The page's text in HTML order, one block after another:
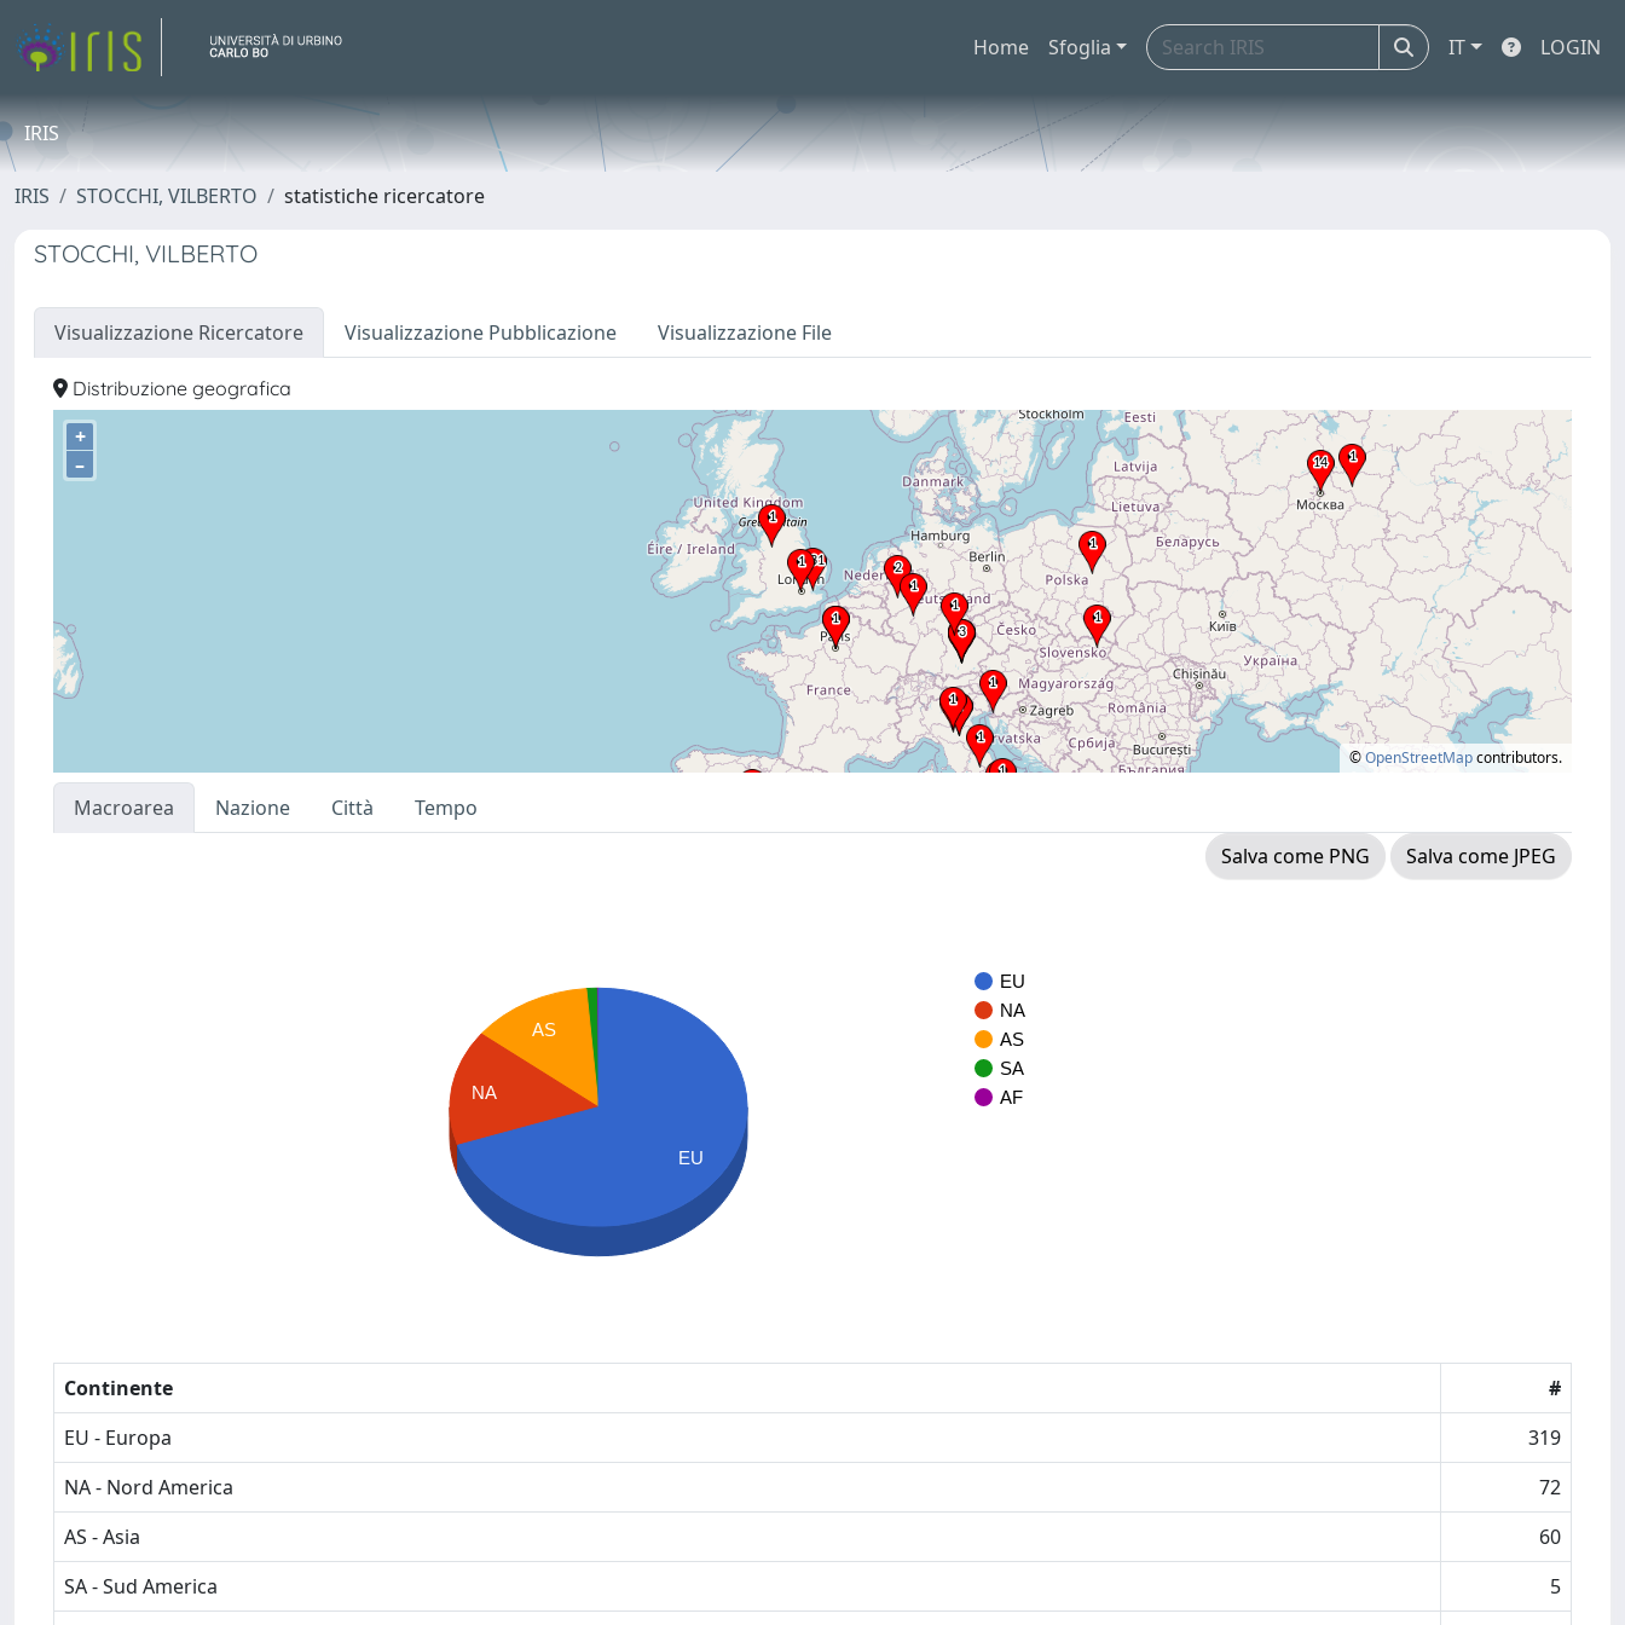
Home Sfoglia IT LOGIN
IRIS
IRIS STOCCHI, VILBERTO statistiche ricercatore
STOCCHI, VILBERTO
Visualizzazione Ricercatore Visualizzazione Pubblicazione Visualizzazione File
Distribuzione geografica
+
–
©OpenStreetMapcontributors.
Macroarea Nazione Città
Tempo
Salva come PNG
Salva come JPEG
EU
NA
AS
SA
AF
AS
NA
EU
Continente
#
EU - Europa
319
NA - Nord America
72
AS - Asia
60
SA - Sud America
5